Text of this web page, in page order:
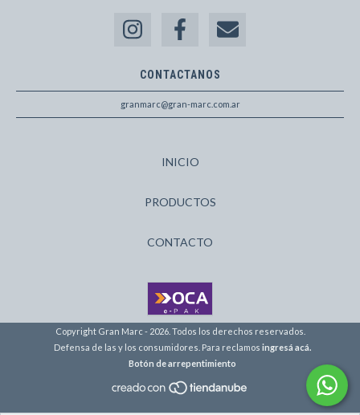
CONTACTANOS
granmarc@gran-marc.com.ar
INICIO
PRODUCTOS
CONTACTO
Copyright Gran Marc - 2026. Todos los derechos reservados.
Defensa de las y los consumidores. Para reclamos ingresá acá.
Botón de arrepentimiento